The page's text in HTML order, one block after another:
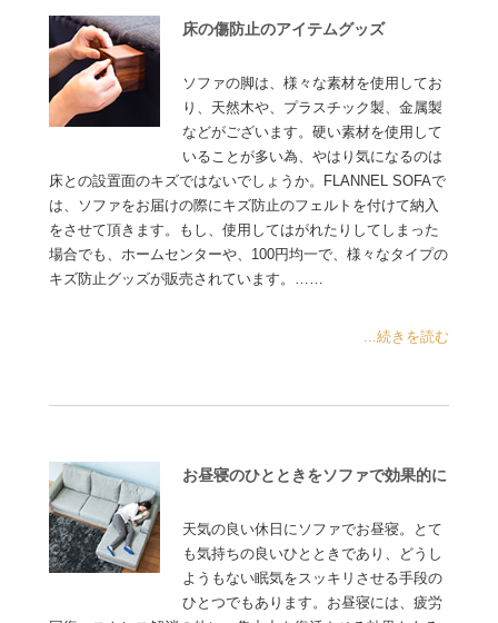
床の傷防止のアイテムグッズ
ソファの脚は、様々な素材を使用してお
り、天然木や、プラスチック製、金属製
などがございます。硬い素材を使用して
いることが多い為、やはり気になるのは
床との設置面のキズではないでしょうか。FLANNEL SOFAで
は、ソファをお届けの際にキズ防止のフェルトを付けて納入
をさせて頂きます。もし、使用してはがれたりしてしまった
場合でも、ホームセンターや、100円均一で、様々なタイプの
キズ防止グッズが販売されています。……
...続きを読む
お昼寝のひとときをソファで効果的に
天気の良い休日にソファでお昼寝。とて
も気持ちの良いひとときであり、どうし
ようもない眠気をスッキリさせる手段の
ひとつでもあります。お昼寝には、疲労